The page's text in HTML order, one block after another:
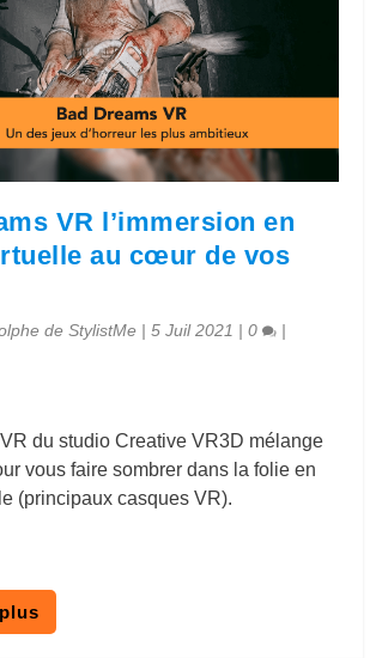
VR l’immersion en
au cœur de vos
de StylistMe |5 Juil 2021 |0 |
du studio Creative VR3D mélange
vous faire sombrer dans la folie en
(principaux casques VR).